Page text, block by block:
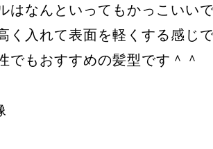
はなんといってもかっこいい
く入れて表面を軽くする感じ
でもおすすめの髪型です＾＾